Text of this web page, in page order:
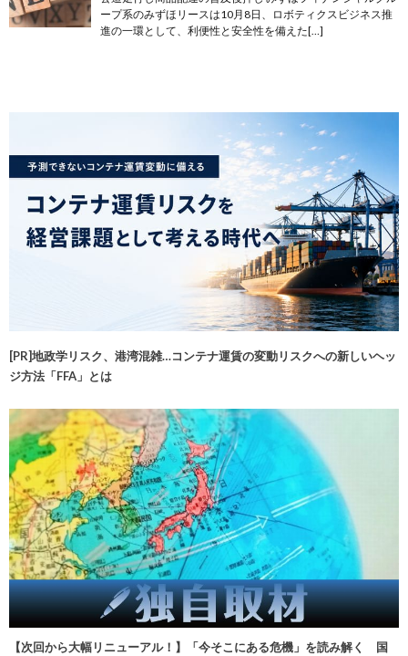
ープ系のみずほリースは10月8日、ロボティクスビジネス推
進の一環として、利便性と安全性を備えた[…]
[PR]地政学リスク、港湾混雑…コンテナ運賃の変動リスクへの新しいヘッ
ジ方法「FFA」とは
【次回から大幅リニューアル！】「今そこにある危機」を読み解く 国